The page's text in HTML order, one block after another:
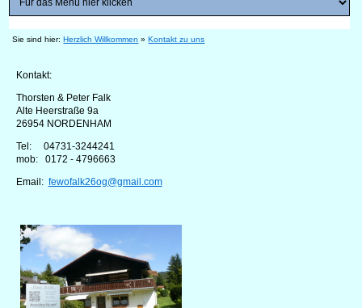
Sie sind hier:Herzlich Willkommen »Kontakt zu uns
Kontakt:
Thorsten & Peter Falk
Alte Heerstraße 9a
26954 NORDENHAM
Tel: 04731-3244241
mob: 0172 - 4796663
Email: fewofalk26og@gmail.com